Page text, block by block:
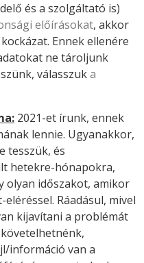
és a szolgáltató is)
előírásokat, akkor
Ennek ellenére
ne tároljunk
válasszuka
2021-et írunk, ennek
lennie. Ugyanakkor,
tesszük, és
hetekre-hónapokra,
olyan időszakot, amikor
Ráadásul, mivel
kijavítani a problémát
információ van a